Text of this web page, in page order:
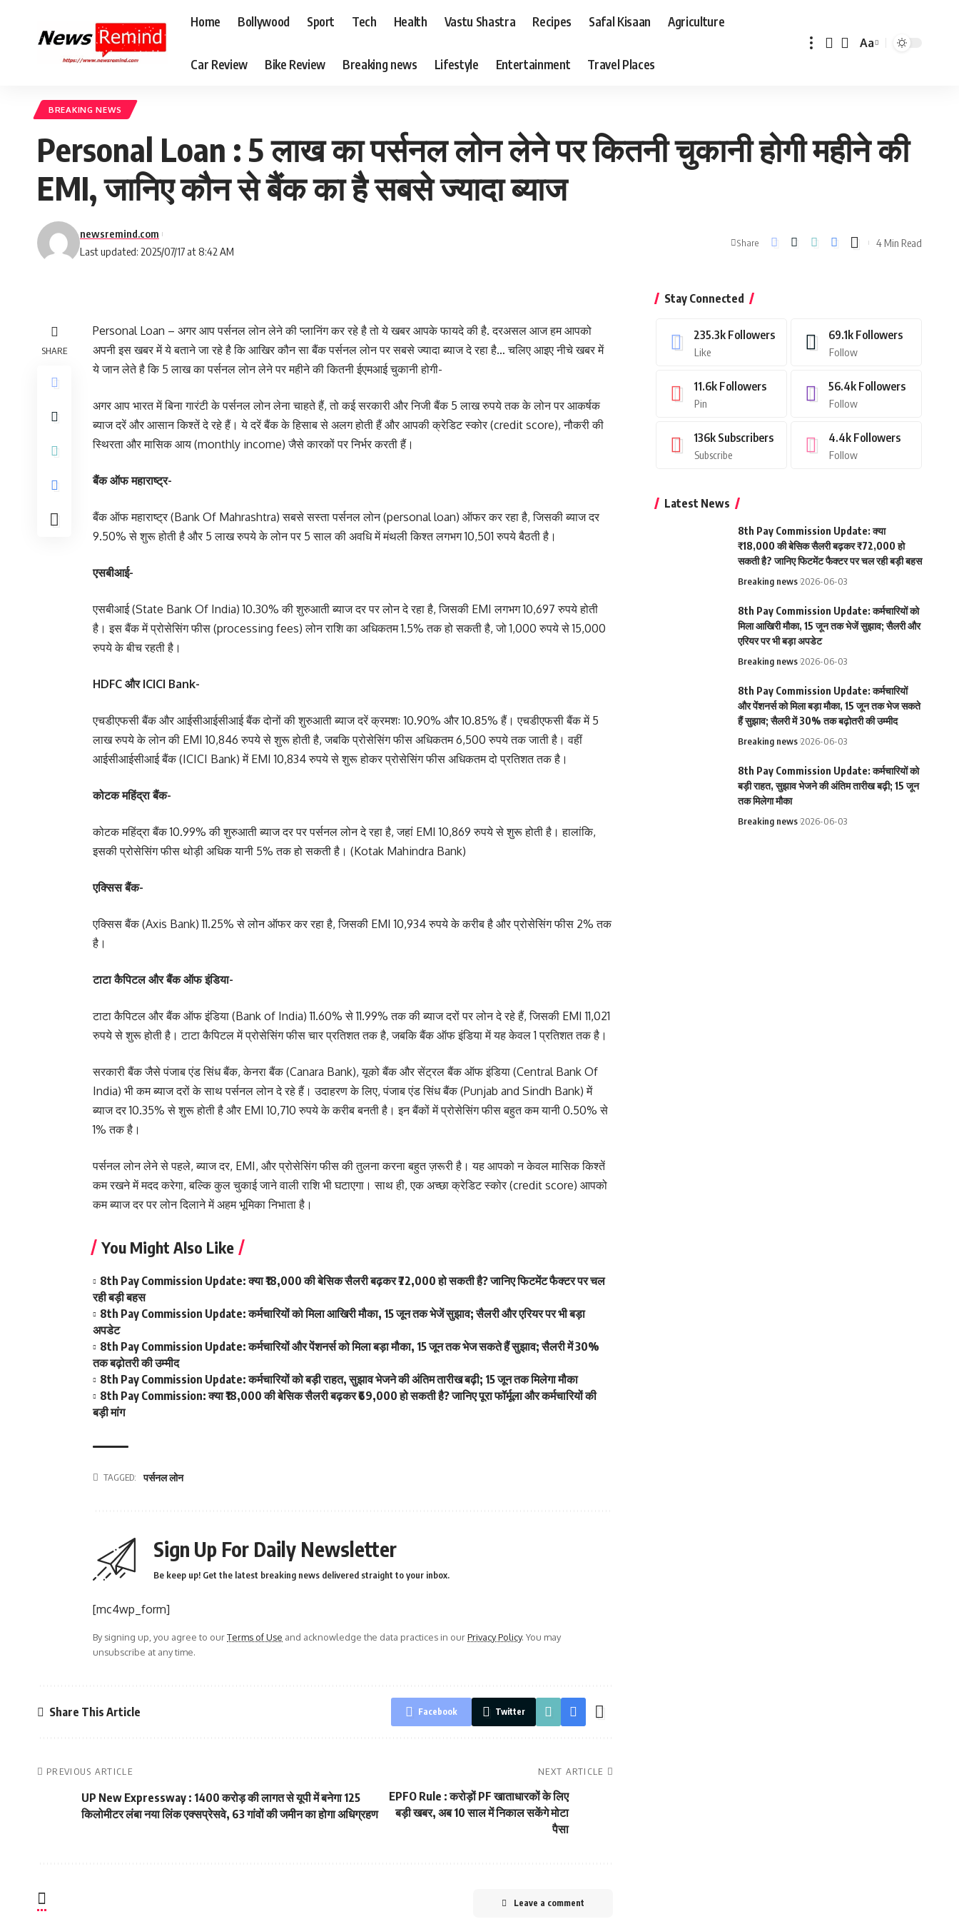
Home Bollywood Sport Tech Health Vastu Shastra Recipes Safal Kisaan Agriculture
Car Review Bike Review Breaking news Lifestyle Entertainment Travel Places
Font
Aa
BREAKING NEWS
Personal Loan : 5 लाख का पर्सनल लोन लेने पर कितनी चुकानी होगी महीने की
EMI, जानिए कौन से बैंक का है सबसे ज्यादा ब्याज
Last updated: 2025/07/17 at 8:42 AM
newsremind.com
Share 4 Min Read
SHARE
Personal Loan – अगर आप पर्सनल लोन लेने की प्लानिंग कर रहे है तो ये खबर आपके फायदे की है. दरअसल आज हम आपको
अपनी इस खबर में ये बताने जा रहे है कि आखिर कौन सा बैंक पर्सनल लोन पर सबसे ज्यादा ब्याज दे रहा है… चलिए आइए नीचे खबर में
ये जान लेते है कि 5 लाख का पर्सनल लोन लेने पर महीने की कितनी ईएमआई चुकानी होगी-
अगर आप भारत में बिना गारंटी के पर्सनल लोन लेना चाहते हैं, तो कई सरकारी और निजी बैंक 5 लाख रुपये तक के लोन पर आकर्षक
ब्याज दरें और आसान किश्तें दे रहे हैं। ये दरें बैंक के हिसाब से अलग होती हैं और आपकी क्रेडिट स्कोर (credit score), नौकरी की
स्थिरता और मासिक आय (monthly income) जैसे कारकों पर निर्भर करती हैं।
बैंक ऑफ महाराष्ट्र-
बैंक ऑफ महाराष्ट्र (Bank Of Mahrashtra) सबसे सस्ता पर्सनल लोन (personal loan) ऑफर कर रहा है, जिसकी ब्याज दर
9.50% से शुरू होती है और 5 लाख रुपये के लोन पर 5 साल की अवधि में मंथली किश्त लगभग 10,501 रुपये बैठती है।
एसबीआई-
एसबीआई (State Bank Of India) 10.30% की शुरुआती ब्याज दर पर लोन दे रहा है, जिसकी EMI लगभग 10,697 रुपये होती
है। इस बैंक में प्रोसेसिंग फीस (processing fees) लोन राशि का अधिकतम 1.5% तक हो सकती है, जो 1,000 रुपये से 15,000
रुपये के बीच रहती है।
HDFC और ICICI Bank-
एचडीएफसी बैंक और आईसीआईसीआई बैंक दोनों की शुरुआती ब्याज दरें क्रमशः 10.90% और 10.85% हैं। एचडीएफसी बैंक में 5
लाख रुपये के लोन की EMI 10,846 रुपये से शुरू होती है, जबकि प्रोसेसिंग फीस अधिकतम 6,500 रुपये तक जाती है। वहीं
आईसीआईसीआई बैंक (ICICI Bank) में EMI 10,834 रुपये से शुरू होकर प्रोसेसिंग फीस अधिकतम दो प्रतिशत तक है।
कोटक महिंद्रा बैंक-
कोटक महिंद्रा बैंक 10.99% की शुरुआती ब्याज दर पर पर्सनल लोन दे रहा है, जहां EMI 10,869 रुपये से शुरू होती है। हालांकि,
इसकी प्रोसेसिंग फीस थोड़ी अधिक यानी 5% तक हो सकती है। (Kotak Mahindra Bank)
एक्सिस बैंक-
एक्सिस बैंक (Axis Bank) 11.25% से लोन ऑफर कर रहा है, जिसकी EMI 10,934 रुपये के करीब है और प्रोसेसिंग फीस 2% तक
है।
टाटा कैपिटल और बैंक ऑफ इंडिया-
टाटा कैपिटल और बैंक ऑफ इंडिया (Bank of India) 11.60% से 11.99% तक की ब्याज दरों पर लोन दे रहे हैं, जिसकी EMI 11,021
रुपये से शुरू होती है। टाटा कैपिटल में प्रोसेसिंग फीस चार प्रतिशत तक है, जबकि बैंक ऑफ इंडिया में यह केवल 1 प्रतिशत तक है।
सरकारी बैंक जैसे पंजाब एंड सिंध बैंक, केनरा बैंक (Canara Bank), यूको बैंक और सेंट्रल बैंक ऑफ इंडिया (Central Bank Of
India) भी कम ब्याज दरों के साथ पर्सनल लोन दे रहे हैं। उदाहरण के लिए, पंजाब एंड सिंध बैंक (Punjab and Sindh Bank) में
ब्याज दर 10.35% से शुरू होती है और EMI 10,710 रुपये के करीब बनती है। इन बैंकों में प्रोसेसिंग फीस बहुत कम यानी 0.50% से
1% तक है।
पर्सनल लोन लेने से पहले, ब्याज दर, EMI, और प्रोसेसिंग फीस की तुलना करना बहुत ज़रूरी है। यह आपको न केवल मासिक किश्तें
कम रखने में मदद करेगा, बल्कि कुल चुकाई जाने वाली राशि भी घटाएगा। साथ ही, एक अच्छा क्रेडिट स्कोर (credit score) आपको
कम ब्याज दर पर लोन दिलाने में अहम भूमिका निभाता है।
You Might Also Like
8th Pay Commission Update: क्या ₹18,000 की बेसिक सैलरी बढ़कर ₹72,000 हो सकती है? जानिए फिटमेंट फैक्टर पर चल
रही बड़ी बहस
8th Pay Commission Update: कर्मचारियों को मिला आखिरी मौका, 15 जून तक भेजें सुझाव; सैलरी और एरियर पर भी बड़ा
अपडेट
8th Pay Commission Update: कर्मचारियों और पेंशनर्स को मिला बड़ा मौका, 15 जून तक भेज सकते हैं सुझाव; सैलरी में 30%
तक बढ़ोतरी की उम्मीद
8th Pay Commission Update: कर्मचारियों को बड़ी राहत, सुझाव भेजने की अंतिम तारीख बढ़ी; 15 जून तक मिलेगा मौका
8th Pay Commission: क्या ₹18,000 की बेसिक सैलरी बढ़कर ₹69,000 हो सकती है? जानिए पूरा फॉर्मूला और कर्मचारियों की
बड़ी मांग
TAGGED: पर्सनल लोन
Sign Up For Daily Newsletter
Be keep up! Get the latest breaking news delivered straight to your inbox.
[mc4wp_form]
By signing up, you agree to ourTerms of Use and acknowledge the data practices in ourPrivacy Policy. You may
unsubscribe at any time.
Share This Article Facebook Twitter
PREVIOUS ARTICLE
UP New Expressway : 1400 करोड़ की लागत से यूपी में बनेगा 125
किलोमीटर लंबा नया लिंक एक्सप्रेसवे, 63 गांवों की जमीन का होगा अधिग्रहण
NEXT ARTICLE
EPFO Rule : करोड़ों PF खाताधारकों के लिए
बड़ी खबर, अब 10 साल में निकाल सकेंगे मोटा
पैसा
Leave a comment
Stay Connected
235.3k Followers
Like
69.1k Followers
Follow
11.6k Followers
Pin
56.4k Followers
Follow
136k Subscribers
Subscribe
4.4k Followers
Follow
Latest News
8th Pay Commission Update: क्या
₹18,000 की बेसिक सैलरी बढ़कर ₹72,000 हो
सकती है? जानिए फिटमेंट फैक्टर पर चल रही बड़ी बहस
Breaking news 2026-06-03
8th Pay Commission Update: कर्मचारियों को
मिला आखिरी मौका, 15 जून तक भेजें सुझाव; सैलरी और
एरियर पर भी बड़ा अपडेट
Breaking news 2026-06-03
8th Pay Commission Update: कर्मचारियों
और पेंशनर्स को मिला बड़ा मौका, 15 जून तक भेज सकते
हैं सुझाव; सैलरी में 30% तक बढ़ोतरी की उम्मीद
Breaking news 2026-06-03
8th Pay Commission Update: कर्मचारियों को
बड़ी राहत, सुझाव भेजने की अंतिम तारीख बढ़ी; 15 जून
तक मिलेगा मौका
Breaking news 2026-06-03